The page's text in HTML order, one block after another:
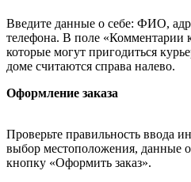
Введите данные о себе: ФИО,
телефона. В поле «Комментарии
которые могут пригодиться
доме считаются справа налево.
Оформление заказа
Проверьте правильность ввода
выбор местоположения, данные
кнопку «Оформить заказ».